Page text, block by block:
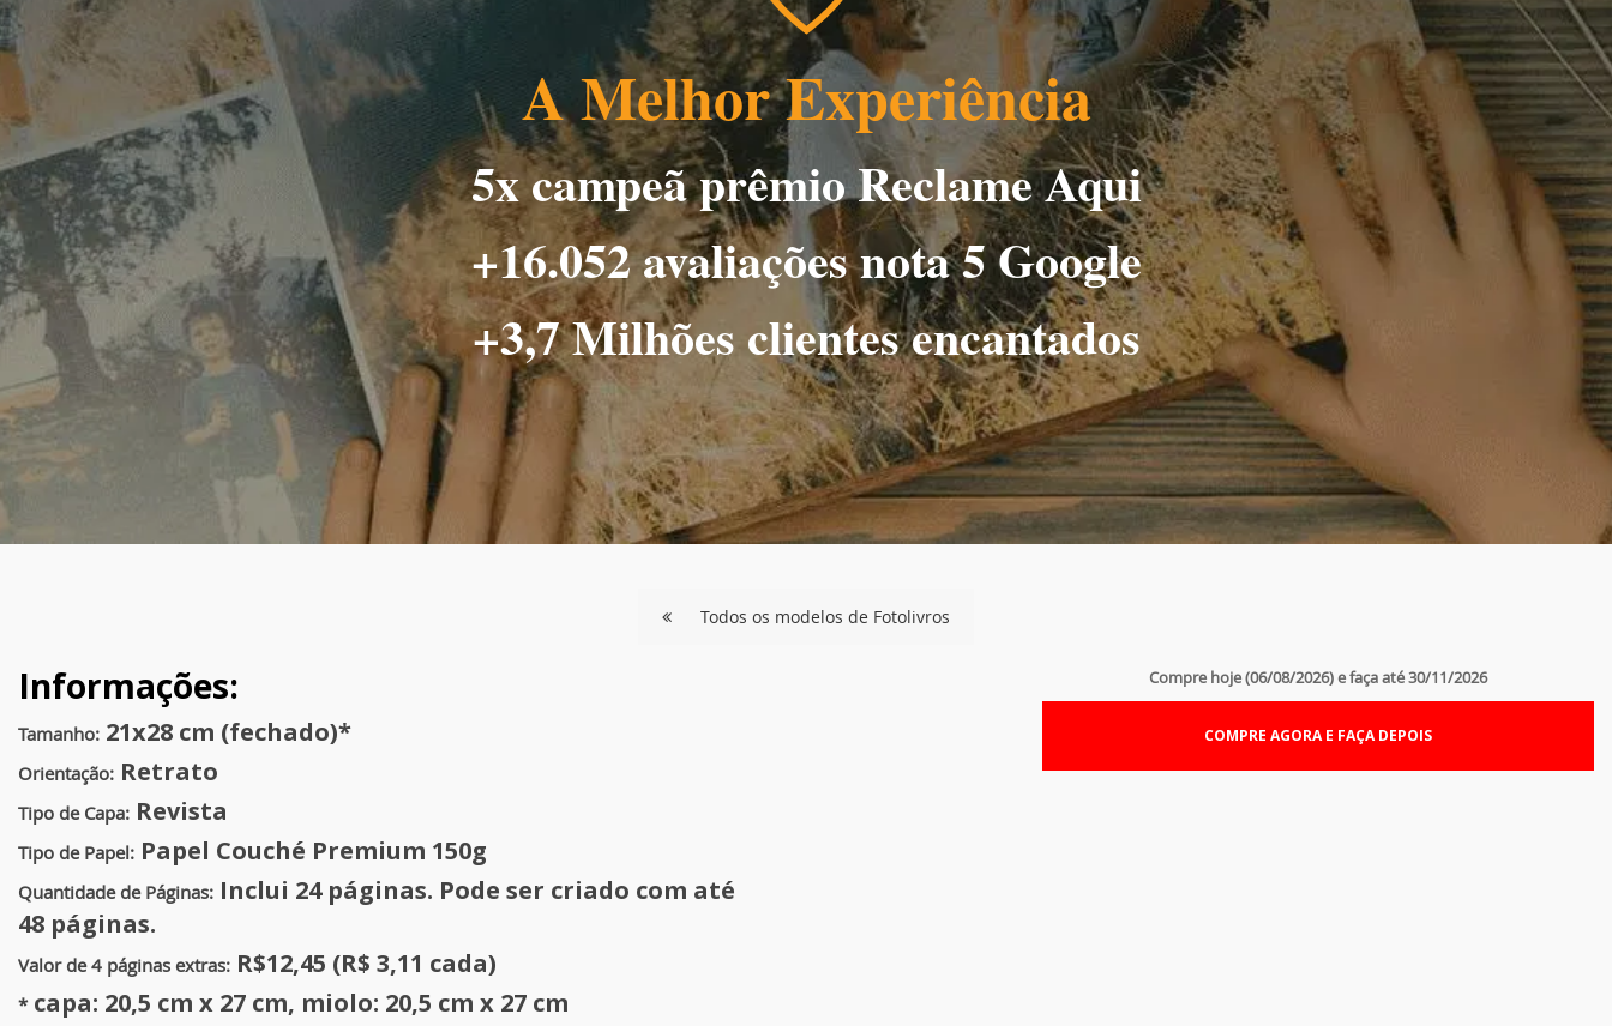
A Melhor Experiência
5x campeã prêmio Reclame Aqui
+16.052 avaliações nota 5 Google
+3,7 Milhões clientes encantados
Todos os modelos de Fotolivros
Informações:
Tamanho: 21x28 cm (fechado)*
Orientação: Retrato
Tipo de Capa: Revista
Tipo de Papel: Papel Couché Premium 150g
Quantidade de Páginas: Inclui 24 páginas. Pode ser criado com até
48 páginas.
Valor de 4 páginas extras: R$12,45 (R$ 3,11 cada)
*capa: 20,5 cm x 27 cm, miolo: 20,5 cm x 27 cm
Compre hoje (06/08/2026) e faça até 30/11/2026
COMPRE AGORA E FAÇA DEPOIS